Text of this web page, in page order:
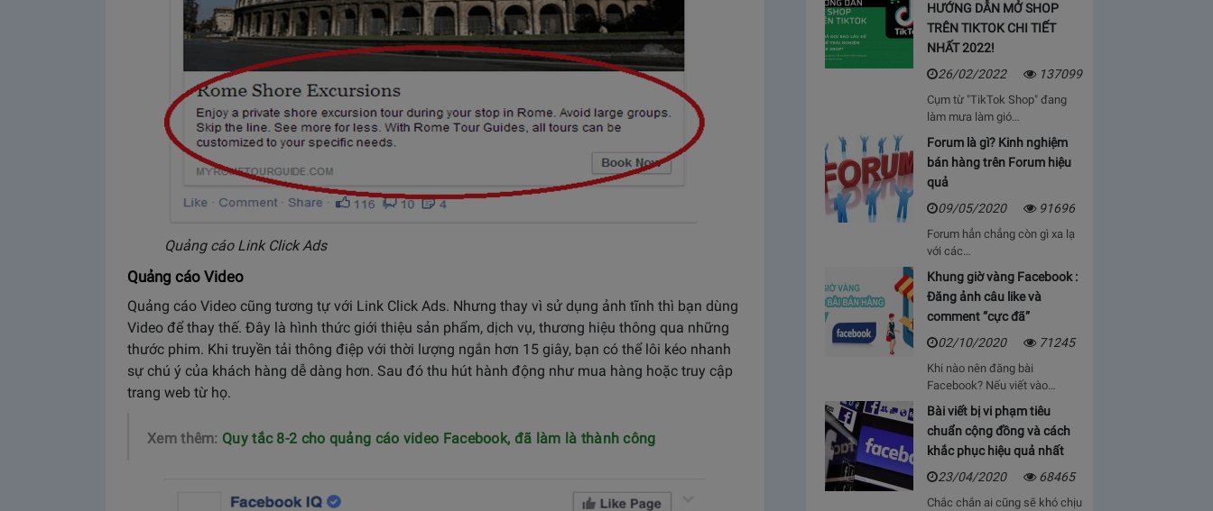
Quảng cáo Link Click Ads
Quảng cáo Video
Quảng cáo Video cũng tương tự với Link Click Ads. Nhưng thay vì sử dụng ảnh tĩnh thì bạn dùng
Video để thay thế. Đây là hình thức giới thiệu sản phẩm, dịch vụ, thương hiệu thông qua những
thước phim. Khi truyền tải thông điệp với thời lượng ngắn hơn 15 giây, bạn có thể lôi kéo nhanh
sự chú ý của khách hàng dễ dàng hơn. Sau đó thu hút hành động như mua hàng hoặc truy cập
trang web từ họ.
Xem thêm: Quy tắc 8-2 cho quảng cáo video Facebook, đã làm là thành công
HƯỚNG DẪN MỞ SHOP
TRÊN TIKTOK CHI TIẾT
NHẤT 2022!
26/02/2022
137099
Cụm từ "TikTok Shop" đang
làm mưa làm gió…
Forum là gì? Kinh nghiệm
bán hàng trên Forum hiệu
quả
09/05/2020
91696
Forum hẳn chẳng còn gì xa lạ
với các…
Khung giờ vàng Facebook :
Đăng ảnh câu like và
comment “cực đã”
02/10/2020
71245
Khi nào nên đăng bài
Facebook? Nếu viết vào…
Bài viết bị vi phạm tiêu
chuẩn cộng đồng và cách
khắc phục hiệu quả nhất
23/04/2020
68465
Chắc chắn ai cũng sẽ khó chịu